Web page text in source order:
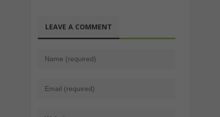
LEAVE A COMMENT